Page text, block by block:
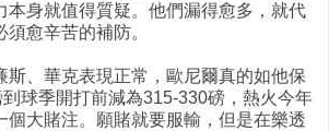
本身就值得質疑。他們漏得愈多，就代
愈辛苦的補防。
斯、華克表現正常，歐尼爾真的如他保
球季開打前減為315-330磅，熱火今年
個大賭注。願賭就要服輸，但是在樂透